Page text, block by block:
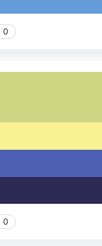
0
0